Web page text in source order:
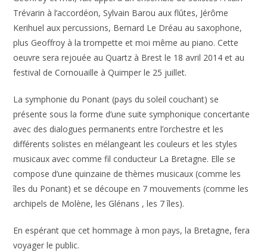
Trévarin à l’accordéon, Sylvain Barou aux flûtes, Jérôme
Kerihuel aux percussions, Bernard Le Dréau au saxophone,
plus Geoffroy à la trompette et moi même au piano. Cette
oeuvre sera rejouée au Quartz à Brest le 18 avril 2014 et au
festival de Cornouaille à Quimper le 25 juillet.
La symphonie du Ponant (pays du soleil couchant) se
présente sous la forme d’une suite symphonique concertante
avec des dialogues permanents entre l’orchestre et les
différents solistes en mélangeant les couleurs et les styles
musicaux avec comme fil conducteur La Bretagne. Elle se
compose d’une quinzaine de thèmes musicaux (comme les
îles du Ponant) et se découpe en 7 mouvements (comme les
archipels de Molène, les Glénans , les 7 îles).
En espérant que cet hommage à mon pays, la Bretagne, fera
voyager le public.